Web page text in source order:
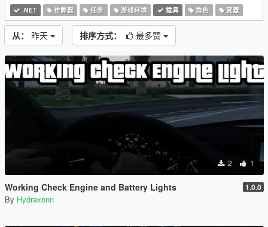
.NET 作弊器 任务 游戏环境 载具 角色 武器
从： 昨天 排序方式： 最多赞
2 1
Working Check Engine and Battery Lights 1.0.0
By Hydraxonn